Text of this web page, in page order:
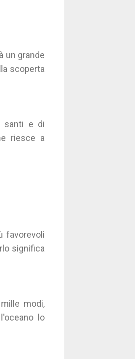
un grande
scoperta
santi e di
riesce a
favorevoli
significa
modi,
lo